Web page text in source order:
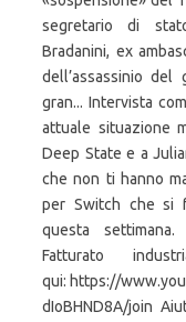
segretario di
Bradanini, ex
dell’assassinio
gran... Intervista
attuale situazione
Deep State e a
che non ti hanno
per Switch che si
questa
Fatturato
qui: https://
dIoBHND8A/join